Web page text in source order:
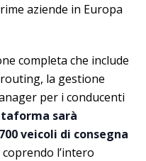
aziende in Europa
completa che include
la gestione
per i conducenti
sarà
veicoli di consegna
coprendo l’intero